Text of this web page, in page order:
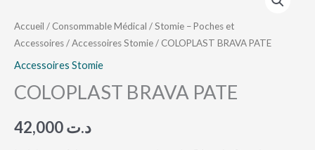
Accueil / Consommable Médical /Stomie – Poches et
Accessoires/Accessoires Stomie/ COLOPLAST BRAVA PATE
Accessoires Stomie
COLOPLAST BRAVA PATE
د.ت
COLOPLAST
BRAVA
PATE